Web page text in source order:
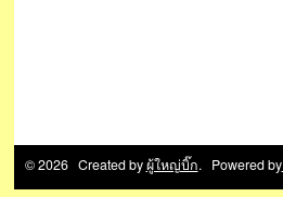
© 2026 Created byผู้ใหญ่บิ๊ก. Powered by